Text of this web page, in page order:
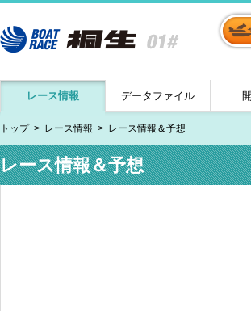
レース情報 データファイル
トップ レース情報 レース情報＆予想
レース情報＆予想